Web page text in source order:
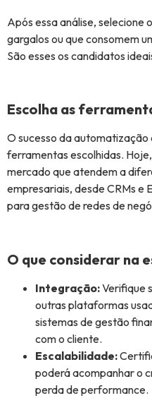
Após essa análise, selecione
gargalos ou que consomem
São esses os candidatos
Escolha as
O sucesso da
ferramentas escolhidas.
mercado que atendem a
empresariais, desde CRMs e
para gestão de redes de
O que considerar na
Integração:Verifique
outras plataformas
sistemas de gestão
com o cliente.
Escalabilidade:
poderá acompanhar o
perda de performance.